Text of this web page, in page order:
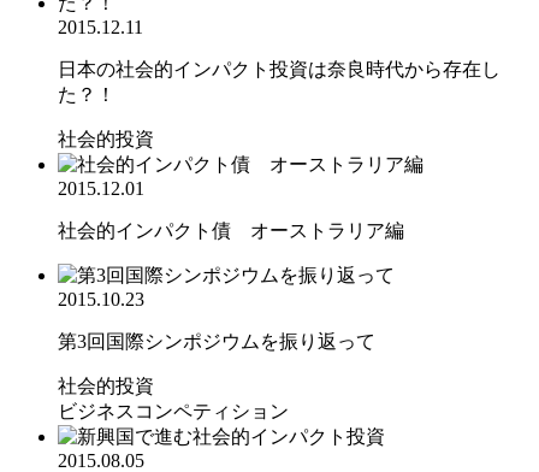
2015.12.11
日本の社会的インパクト投資は奈良時代から存在し
た？！
社会的投資
2015.12.01
社会的インパクト債 オーストラリア編
2015.10.23
第3回国際シンポジウムを振り返って
社会的投資
ビジネスコンペティション
2015.08.05